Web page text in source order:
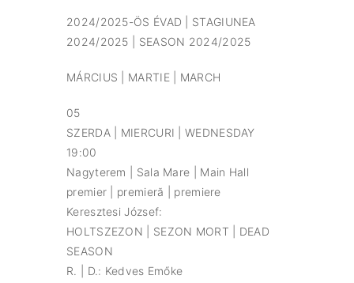
2024/2025-ÖS ÉVAD | STAGIUNEA
2024/2025 | SEASON 2024/2025
MÁRCIUS | MARTIE | MARCH
05
SZERDA | MIERCURI | WEDNESDAY
19:00
Nagyterem | Sala Mare | Main Hall
premier | premieră | premiere
Keresztesi József:
HOLTSZEZON | SEZON MORT | DEAD
SEASON
R. | D.: Kedves Emőke